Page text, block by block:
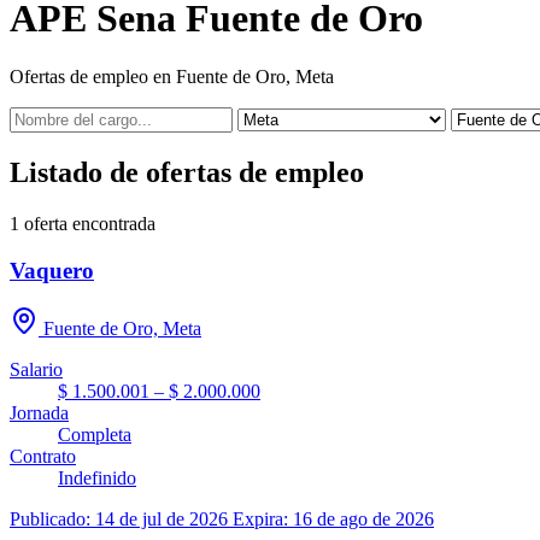
APE Sena Fuente de Oro
Ofertas de empleo en Fuente de Oro, Meta
Listado de ofertas de empleo
1 oferta encontrada
Vaquero
Fuente de Oro, Meta
Salario
$ 1.500.001 – $ 2.000.000
Jornada
Completa
Contrato
Indefinido
Publicado: 14 de jul de 2026 Expira: 16 de ago de 2026